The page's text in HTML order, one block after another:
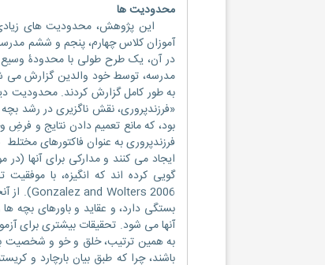
محدودیت ها
این پژوهش، محدودیت های زیادی
آموزان کلاس چهارم، پنجم و ششم
در آن، یک طرح طولی با محدودۀ
مدرسه، توسط خود والدین گزارش می
به طور کامل گزارش کردند. محدودیت
«فرزندپروری، نقش ناگزیری در رشد
بود، که مانع تعمیم دادن نتایج و فرضِ
فرزندپروری به عنوان فاکتورهای مختلط
ایجاد می کنند و مدارکی برای آنها
بستگی دارد، و عقاید و باورهای بچه
آنها می شود. تحقیقات بیشتری برای
به همین ترتیب، خلق و خو و شخصیت